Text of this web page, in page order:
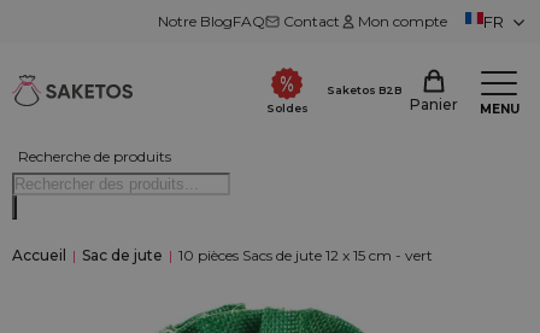
Notre BlogFAQ Contact Mon compte FR
Recherche de produits
Soldes
Saketos B2B
Panier MENU
Accueil | Sac de jute | 10 pièces Sacs de jute 12 x 15 cm - vert